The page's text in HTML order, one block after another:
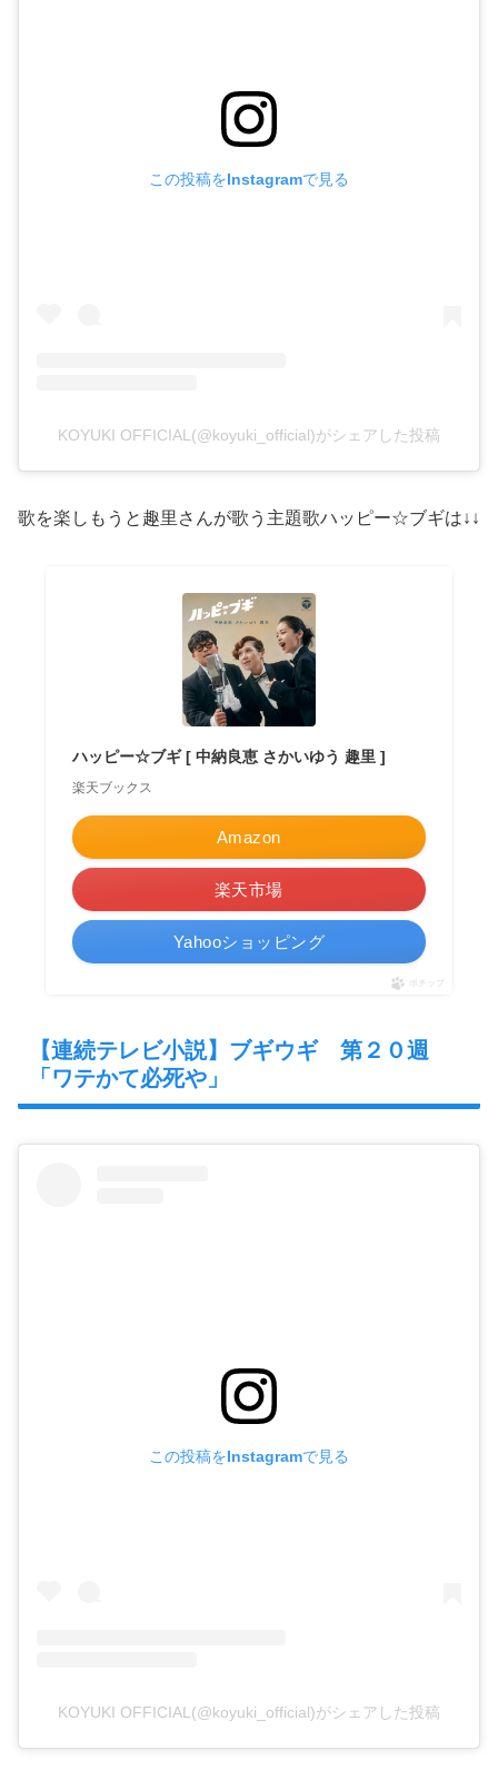
この投稿をInstagramで見る
KOYUKI OFFICIAL(@koyuki_official)がシェアした投稿
歌を楽しもうと趣里さんが歌う主題歌ハッピー☆ブギは↓↓
ハッピー☆ブギ [ 中納良恵 さかいゆう 趣里 ]
楽天ブックス
Amazon
楽天市場
Yahooショッピング
ポチップ
【連続テレビ小説】ブギウギ 第２０週
「ワテかて必死や」
この投稿をInstagramで見る
KOYUKI OFFICIAL(@koyuki_official)がシェアした投稿